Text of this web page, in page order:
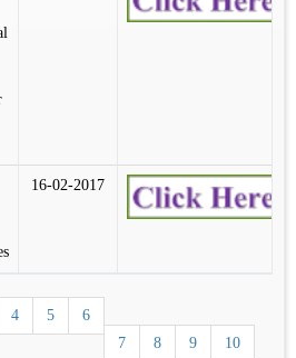
16-02-2017
4 5
6
7
8 9 10